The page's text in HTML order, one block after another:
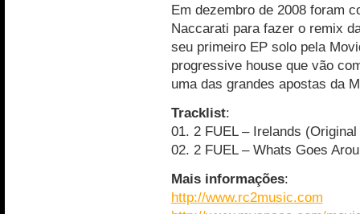
Em dezembro de 2008 foram
Naccarati para fazer o remix
seu primeiro EP solo pela
progressive house que vão
uma das grandes apostas da
Tracklist:
01. 2 FUEL – Irelands
02. 2 FUEL – Whats Goes
Mais informações:
http://www.rc2music.com